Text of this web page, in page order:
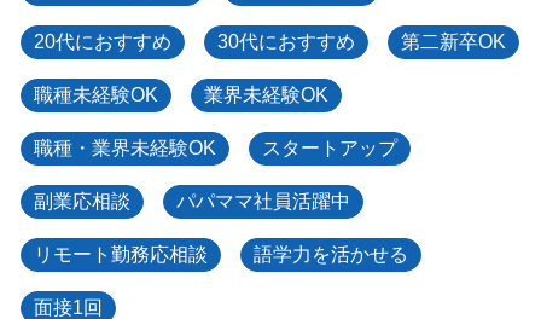
20代におすすめ 30代におすすめ 第二新卒OK
職種未経験OK 業界未経験OK
職種・業界未経験OK スタートアップ
副業応相談 パパママ社員活躍中
リモート勤務応相談 語学力を活かせる
面接1回